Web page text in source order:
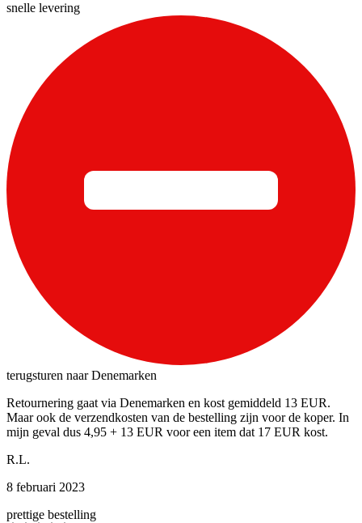
snelle levering
terugsturen naar Denemarken
Retournering gaat via Denemarken en kost gemiddeld 13 EUR.
Maar ook de verzendkosten van de bestelling zijn voor de koper. In
mijn geval dus 4,95 + 13 EUR voor een item dat 17 EUR kost.
R.L.
8 februari 2023
prettige bestelling